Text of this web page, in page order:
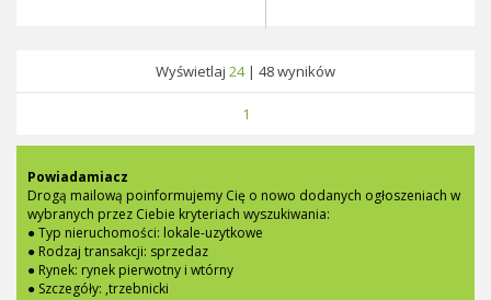
Wyświetlaj 24| 48wyników
1
Powiadamiacz
Drogą mailową poinformujemy Cię o nowo dodanych ogłoszeniach w
wybranych przez Ciebie kryteriach wyszukiwania:
● Typ nieruchomości: lokale-uzytkowe
● Rodzaj transakcji: sprzedaz
● Rynek: rynek pierwotny i wtórny
● Szczegóły: ,trzebnicki